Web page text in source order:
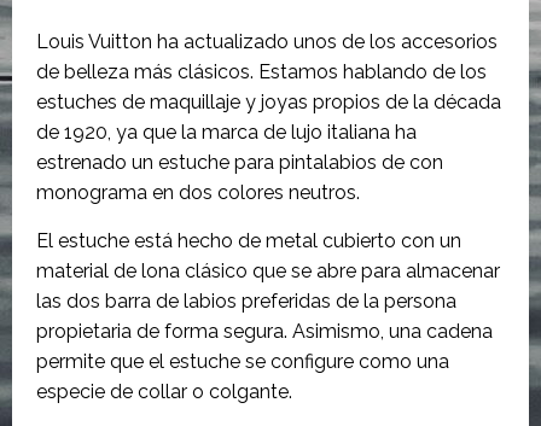
Louis Vuitton ha actualizado unos de los accesorios
de belleza más clásicos. Estamos hablando de los
estuches de maquillaje y joyas propios de la década
de 1920, ya que la marca de lujo italiana ha
estrenado un estuche para pintalabios de con
monograma en dos colores neutros.
El estuche está hecho de metal cubierto con un
material de lona clásico que se abre para almacenar
las dos barra de labios preferidas de la persona
propietaria de forma segura. Asimismo, una cadena
permite que el estuche se configure como una
especie de collar o colgante.